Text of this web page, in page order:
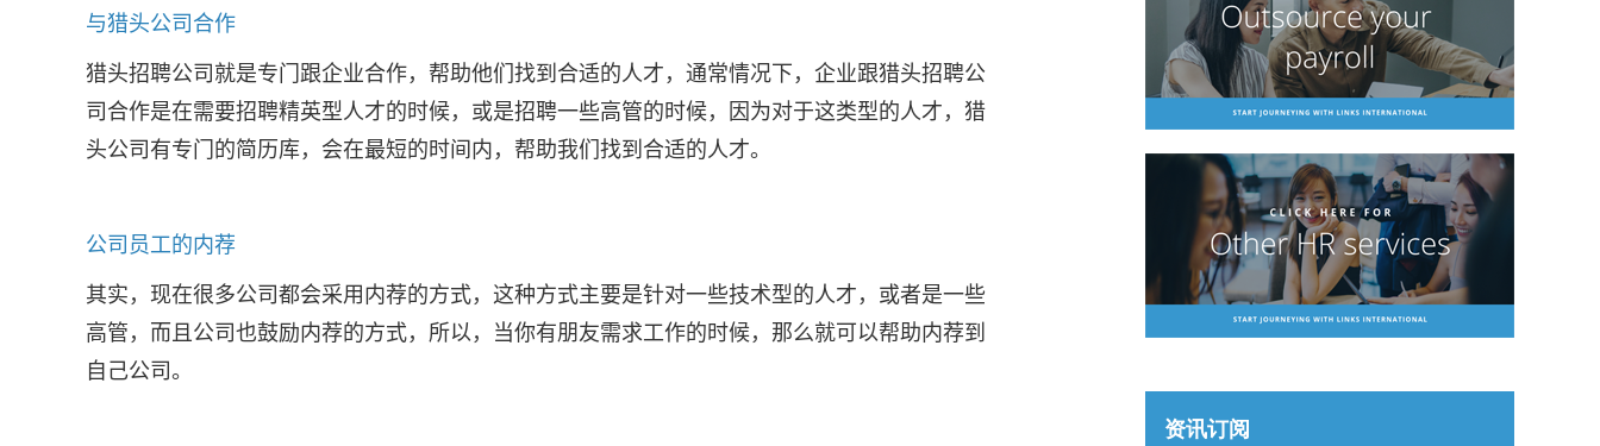
与猎头公司合作
猎头招聘公司就是专门跟企业合作，帮助他们找到合适的人才，通常情况下，企业跟猎头招聘公
司合作是在需要招聘精英型人才的时候，或是招聘一些高管的时候，因为对于这类型的人才，猎
头公司有专门的简历库，会在最短的时间内，帮助我们找到合适的人才。
公司员工的内荐
其实，现在很多公司都会采用内荐的方式，这种方式主要是针对一些技术型的人才，或者是一些
高管，而且公司也鼓励内荐的方式，所以，当你有朋友需求工作的时候，那么就可以帮助内荐到
自己公司。